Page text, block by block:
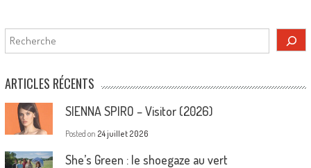
Rechercher
ARTICLES RÉCENTS
SIENNA SPIRO – Visitor (2026)
Posted on 24 juillet 2026
She’s Green : le shoegaze au vert